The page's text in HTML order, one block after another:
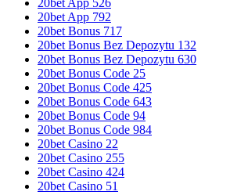
20bet App 526
20bet App 792
20bet Bonus 717
20bet Bonus Bez Depozytu 132
20bet Bonus Bez Depozytu 630
20bet Bonus Code 25
20bet Bonus Code 425
20bet Bonus Code 643
20bet Bonus Code 94
20bet Bonus Code 984
20bet Casino 22
20bet Casino 255
20bet Casino 424
20bet Casino 51